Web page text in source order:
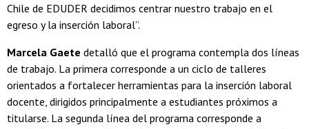
Chile de EDUDER decidimos centrar nuestro trabajo en el
egreso y la inserción laboral”.
Marcela Gaete detalló que el programa contempla dos líneas
de trabajo. La primera corresponde a un ciclo de talleres
orientados a fortalecer herramientas para la inserción laboral
docente, dirigidos principalmente a estudiantes próximos a
titularse. La segunda línea del programa corresponde a